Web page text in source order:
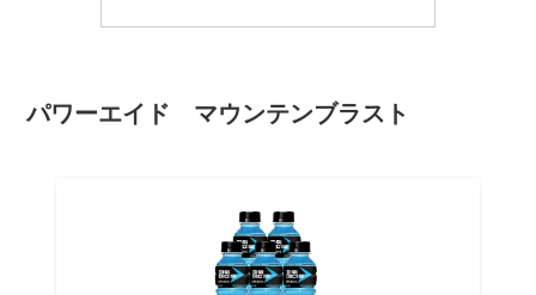
パワーエイド マウンテンブラスト